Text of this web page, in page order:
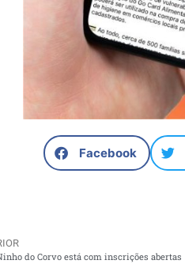
Facebook
do Corvo está com inscrições abertas